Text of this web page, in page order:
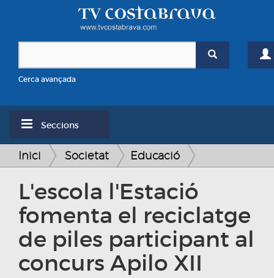
Cerca avançada
Seccions
Inici Societat Educació
L'escola l'Estació
fomenta el reciclatge
de piles participant al
concurs Apilo XII